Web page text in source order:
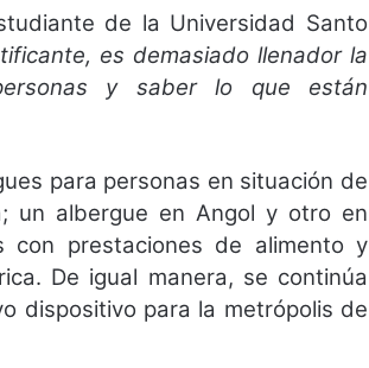
de la Universidad Santo
es demasiado llenador la
y saber lo que están
para personas en situación de
un albergue en Angol y otro en
con prestaciones de alimento y
De igual manera, se continúa
dispositivo para la metrópolis de